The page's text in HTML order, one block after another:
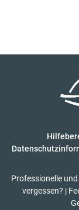
Professionelle
vergessen? |